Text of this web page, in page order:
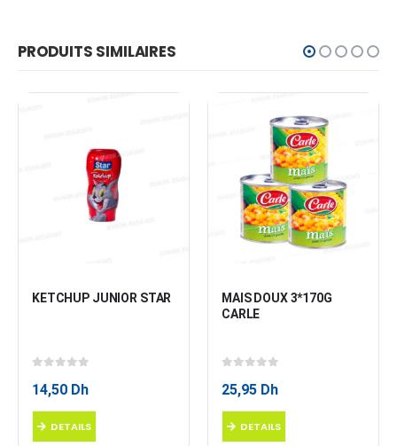
PRODUITS SIMILAIRES
KETCHUP JUNIOR STAR
14,50 Dh
DETAILS
MAIS DOUX 3*170G
CARLE
25,95 Dh
DETAILS